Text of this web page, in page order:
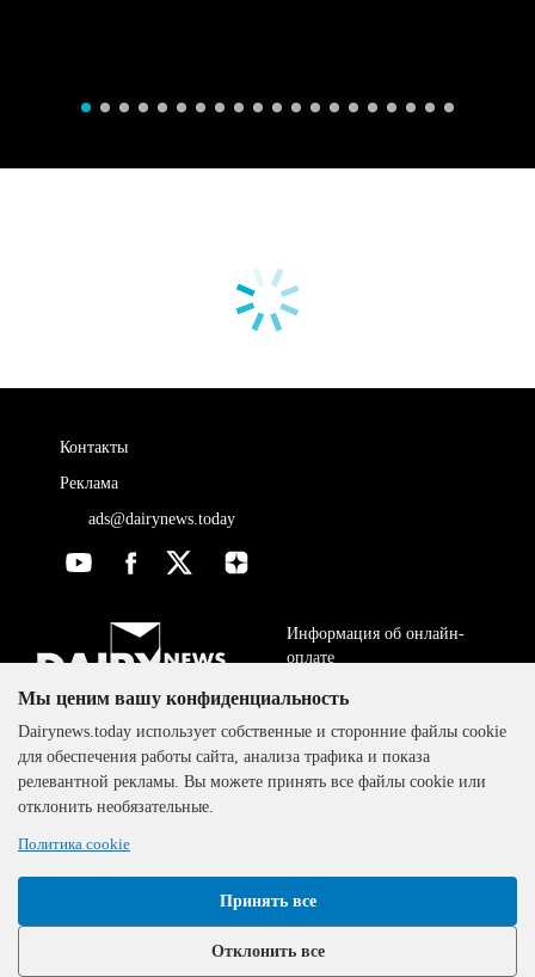
Контакты
Реклама
ads@dairynews.today
The DairyNews, все права
защищены, 2000-2024
Информация об онлайн-
оплате
ДОГОВОР-ОФЕРТА
Политика
конфиденциальности
Мы ценим вашу конфиденциальность
Dairynews.today использует собственные и сторонние файлы cookie
для обеспечения работы сайта, анализа трафика и показа
релевантной рекламы. Вы можете принять все файлы cookie или
отклонить необязательные.
Политика cookie
Принять все
Отклонить все